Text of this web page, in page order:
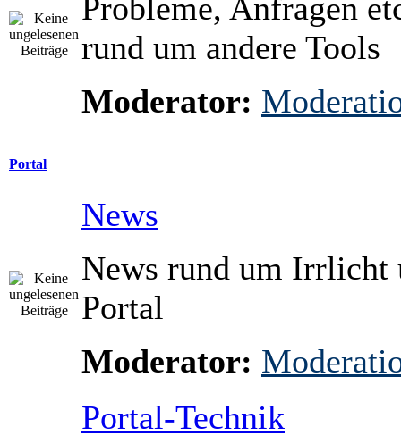
Probleme, Anfragen
rund um andere Tools
Moderator:
Portal
News
News rund um Irrlicht
Portal
Moderator:
Portal-Technik